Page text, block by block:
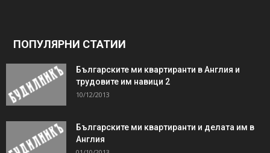
ПОПУЛЯРНИ СТАТИИ
Българските ми квартиранти в Англия и
трудовите им навици 2
10/12/2013
Българските ми квартиранти и делата им в
Англия